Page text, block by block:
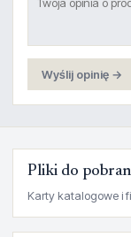
Wyślij opinię →
Pliki do
Karty katalogowe i